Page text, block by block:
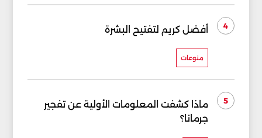
4 أفضل كريم لتفتيح البشرة
منوعات
5
ماذا كشفت المعلومات الأولية عن تفجير
جرمانا؟